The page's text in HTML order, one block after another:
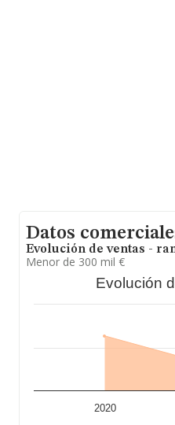
Datos
Evolución de ventas -
Menor de 300 mil €
Evolución
2020